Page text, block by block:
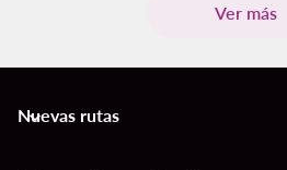
Ver más
Nuevas rutas
keyboard_arrow_down